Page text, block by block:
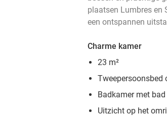
plaatsen Lumbres en
een ontspannen
Charme kamer
23 m²
Tweepersoonsbed
Badkamer met
Uitzicht op het